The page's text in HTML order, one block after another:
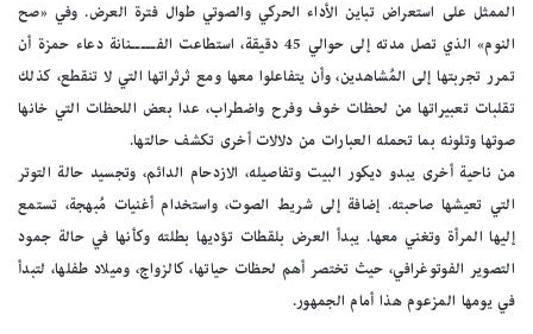
الممثل على استعراض تباين الأداء الحركي والصوتي طوال فترة العرض. وفي «صح
النوم» الذي تصل مدته إلى حوالي 45 دقيقة، استطاعت الفـــــنانة دعاء حمزة أن
تمرر تجربتها إلى المُشاهدين، وأن يتفاعلوا معها ومع ثرثراتها التي لا تنقطع، كذلك
تقلبات تعبيراتها من لحظات خوف وفرح واضطراب، عدا بعض اللحظات التي خانها
صوتها وتلونه بما تحمله العبارات من دلالات أخرى تكشف حالتها.
من ناحية أخرى يبدو ديكور البيت وتفاصيله، الازدحام الدائم، وتجسيد حالة التوتر
التي تعيشها صاحبته. إضافة إلى شريط الصوت، واستخدام أغنيات مُبهجة، تستمع
إليها المرأة وتغني معها. يبدأ العرض بلقطات تؤديها بطلته وكأنها في حالة جمود
التصوير الفوتوغرافي، حيث تختصر أهم لحظات حياتها، كالزواج، وميلاد طفلها، لتبدأ
في يومها المزعوم هذا أمام الجمهور.